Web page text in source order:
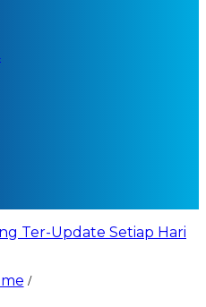
Ter-Update Setiap Hari
/